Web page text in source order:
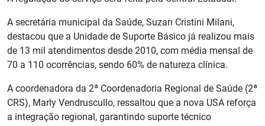
A secretária municipal da Saúde, Suzan Cristini Milani,
destacou que a Unidade de Suporte Básico já realizou mais
de 13 mil atendimentos desde 2010, com média mensal de
70 a 110 ocorrências, sendo 60% de natureza clínica.
A coordenadora da 2ª Coordenadoria Regional de Saúde (2ª
CRS), Marly Vendruscullo, ressaltou que a nova USA reforça
a integração regional, garantindo suporte técnico